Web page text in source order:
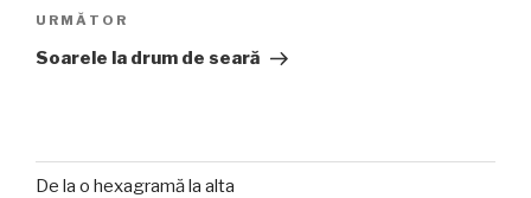
Articolul
următor
URMĂTOR
Soarele la drum de seară
De la o hexagramă la alta